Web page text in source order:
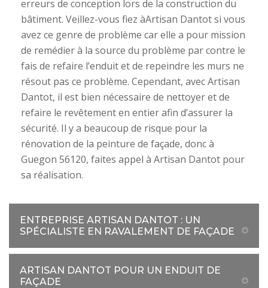
erreurs de conception lors de la construction du
bâtiment. Veillez-vous fiez àArtisan Dantot si vous
avez ce genre de problème car elle a pour mission
de remédier à la source du problème par contre le
fais de refaire l’enduit et de repeindre les murs ne
résout pas ce problème. Cependant, avec Artisan
Dantot, il est bien nécessaire de nettoyer et de
refaire le revêtement en entier afin d’assurer la
sécurité. Il y a beaucoup de risque pour la
rénovation de la peinture de façade, donc à
Guegon 56120, faites appel à Artisan Dantot pour
sa réalisation.
ENTREPRISE ARTISAN DANTOT : UN
SPÉCIALISTE EN RAVALEMENT DE FAÇADE
ARTISAN DANTOT POUR UN ENDUIT DE
FAÇADE